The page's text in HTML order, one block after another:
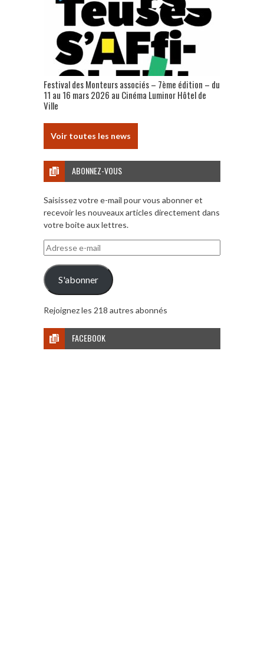
Festival des Monteurs associés – 7ème édition – du
11 au 16 mars 2026 au Cinéma Luminor Hôtel de
Ville
Voir toutes les news
ABONNEZ-VOUS
Saisissez votre e-mail pour vous abonner et
recevoir les nouveaux articles directement dans
votre boite aux lettres.
Adresse
e-
mail
S'abonner
Rejoignez les 218 autres abonnés
FACEBOOK